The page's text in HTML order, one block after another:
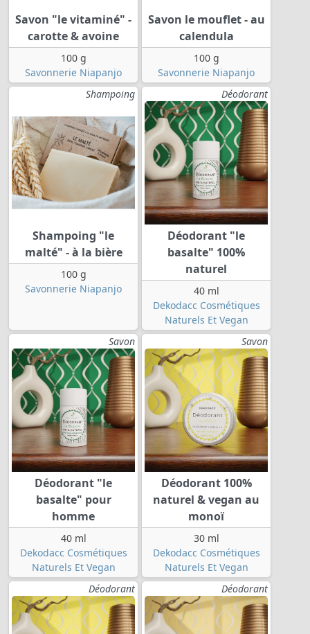
Savon "le vitaminé" -
carotte & avoine
100 g
Savonnerie Niapanjo
Savon le mouflet - au
calendula
100 g
Savonnerie Niapanjo
Shampoing
Shampoing "le
malté" - à la bière
100 g
Savonnerie Niapanjo
Déodorant
Déodorant "le
basalte" 100%
naturel
40 ml
Dekodacc Cosmétiques
Naturels Et Vegan
Savon
Déodorant "le
basalte" pour
homme
40 ml
Dekodacc Cosmétiques
Naturels Et Vegan
Savon
Déodorant 100%
naturel & vegan au
monoï
30 ml
Dekodacc Cosmétiques
Naturels Et Vegan
Déodorant
Déodorant